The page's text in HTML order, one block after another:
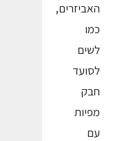
האביזרים,
כמו
לשים
לסועד
חבק
מפיות
עם